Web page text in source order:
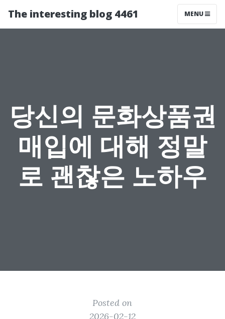
The interesting blog 4461 MENU
당신의 문화상품권
매입에 대해 정말
로 괜찮은 노하우
Posted on
2026-02-12